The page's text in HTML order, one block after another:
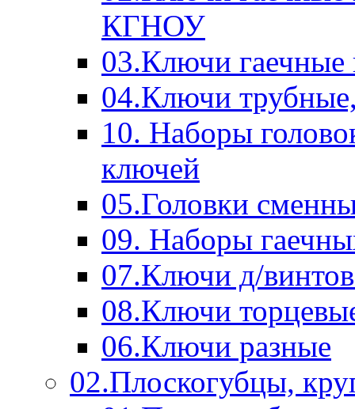
КГНОУ
03.Ключи
04.Ключи
10. Наборы
ключей
05.Головки
09. Наборы
07.Ключи д/
08.Ключи
06.Ключи разные
02.Плоскогубцы,